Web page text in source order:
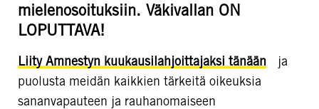
mielenosoituksiin. Väkivallan ON
LOPUTTAVA!
Liity Amnestyn kuukausilahjoittajaksi tänään
ja
puolusta meidän kaikkien tärkeitä oikeuksia
sananvapauteen ja rauhanomaiseen